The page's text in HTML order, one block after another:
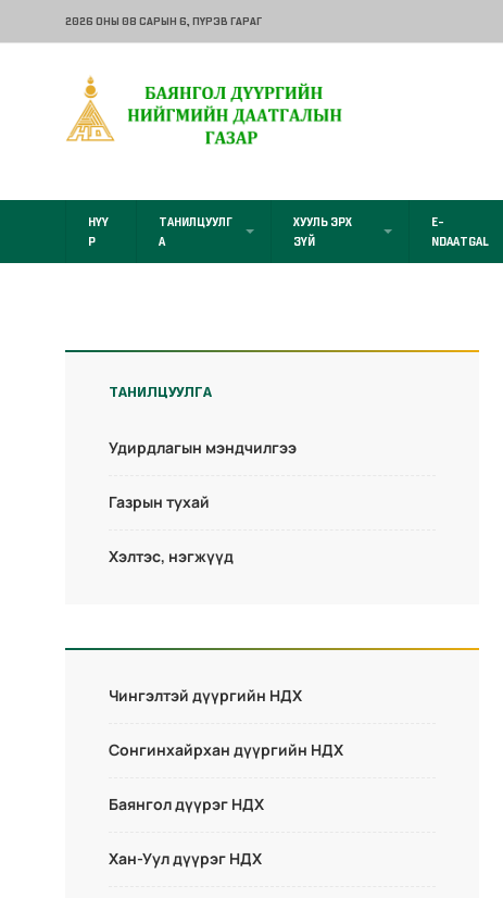
2026 ОНЫ 08 САРЫН 6, ПҮРЭВ ГАРАГ
НҮҮ
Р
ТАНИЛЦУУЛГ
А
ХУУЛЬ ЭРХ
ЗҮЙ
E-
NDAATGAL
ТАНИЛЦУУЛГА
Удирдлагын мэндчилгээ
Газрын тухай
Хэлтэс, нэгжүүд
Чингэлтэй дүүргийн НДХ
Сонгинхайрхан дүүргийн НДХ
Баянгол дүүрэг НДХ
Хан-Уул дүүрэг НДХ